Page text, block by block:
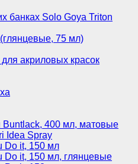
банках Solo Goya Triton
75 мл)
акриловых красок
Buntlack, 400 мл, матовые
Idea Spray
Do it, 150 мл
Do it, 150 мл, глянцевые